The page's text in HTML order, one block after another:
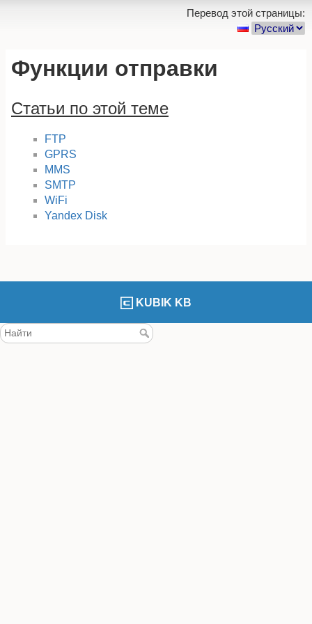
Перевод этой страницы:
Функции отправки
Статьи по этой теме
FTP
GPRS
MMS
SMTP
WiFi
Yandex Disk
KUBIK KB